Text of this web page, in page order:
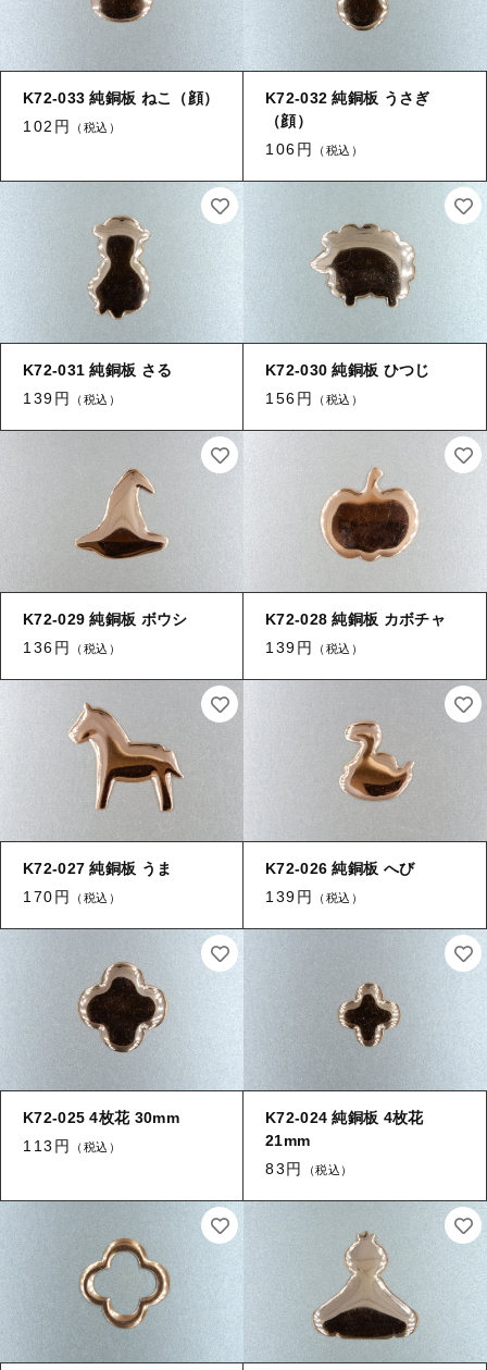
K72-033 純銅板 ねこ（顔）
102円
（税込）
K72-032 純銅板 うさぎ
（顔）
106円
（税込）
K72-031 純銅板 さる
139円
（税込）
K72-030 純銅板 ひつじ
156円
（税込）
K72-029 純銅板 ボウシ
136円
（税込）
K72-028 純銅板 カボチャ
139円
（税込）
K72-027 純銅板 うま
170円
（税込）
K72-026 純銅板 へび
139円
（税込）
K72-025 4枚花 30mm
113円
（税込）
K72-024 純銅板 4枚花
21mm
83円
（税込）